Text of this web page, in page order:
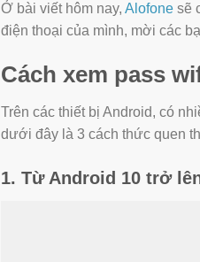
Ở bài viết hôm nay, Alofone sẽ
điện thoại của mình, mời các
Cách xem pass
Trên các thiết bị Android, có
dưới đây là 3 cách thức quen
1. Từ Android 10 trở